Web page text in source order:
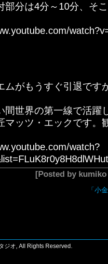
部分は4分～10分、そ
ムがもうすぐ引退です
間世界の第一線で活躍
マッツ・エックです。
watch?
[Posted by kumiko
「小
ジオ, All Rights Reserved.